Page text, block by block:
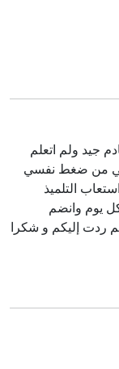
جيد ولم اتعلم
من ضغط نفسي
التلميذ
ب 8 ساعات كل يوم وانضم
ردت إليكم و شكرا